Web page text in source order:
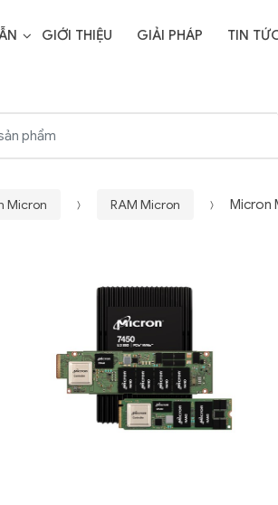
GIỚI THIỆU GIẢI PHÁP
TIN
Micron RAM Micron Micron
SSD Storage
- 64GB -
GIGABYTE
(rev. AAX1)